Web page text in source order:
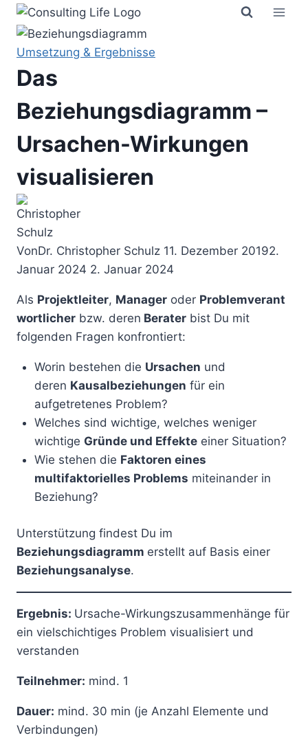
Zum
Inhalt
springen
Umsetzung & Ergebnisse
Das
Beziehungsdiagramm –
Ursachen-Wirkungen
visualisieren
VonDr. Christopher Schulz 11. Dezember 20192.
Januar 2024 2. Januar 2024
Als Projektleiter, Manager oder Problemverant
wortlicher bzw. deren Berater bist Du mit
folgenden Fragen konfrontiert:
Worin bestehen die Ursachen und
deren Kausalbeziehungen für ein
aufgetretenes Problem?
Welches sind wichtige, welches weniger
wichtige Gründe und Effekteeiner Situation?
Wie stehen die Faktoren eines
multifaktorielles Problems miteinander in
Beziehung?
Unterstützung findest Du im
Beziehungsdiagramm erstellt auf Basis einer
Beziehungsanalyse.
Ergebnis: Ursache-Wirkungszusammenhänge für
ein vielschichtiges Problem visualisiert und
verstanden
Teilnehmer: mind. 1
Dauer: mind. 30 min (je Anzahl Elemente und
Verbindungen)